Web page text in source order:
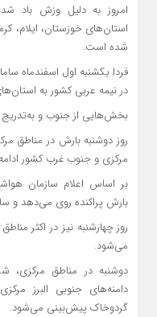
امروز به دلیل وزش باد
استان‌های خوزستان، ایلام،
شده است.
فردا یکشنبه اول اسفندماه
در نیمه عربی کشور به
بخش‌هایی از جنوب و
روز دوشنبه بارش در مناطق
مرکزی و جنوب غرب کشور
بر اساس اعلام سازمان
بارش پراکنده روی می‌دهد و
روز چهارشنبه نیز در اکثر
می‌شود.
دوشنبه در مناطق
دامنه‌های جنوبی البرز
گردوخاک پیش‌بینی می‌شود.